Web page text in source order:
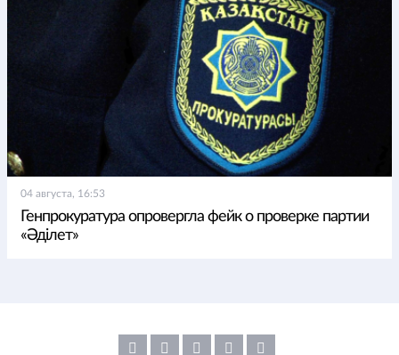
04 августа, 16:53
Генпрокуратура опровергла фейк о проверке партии
«Әділет»